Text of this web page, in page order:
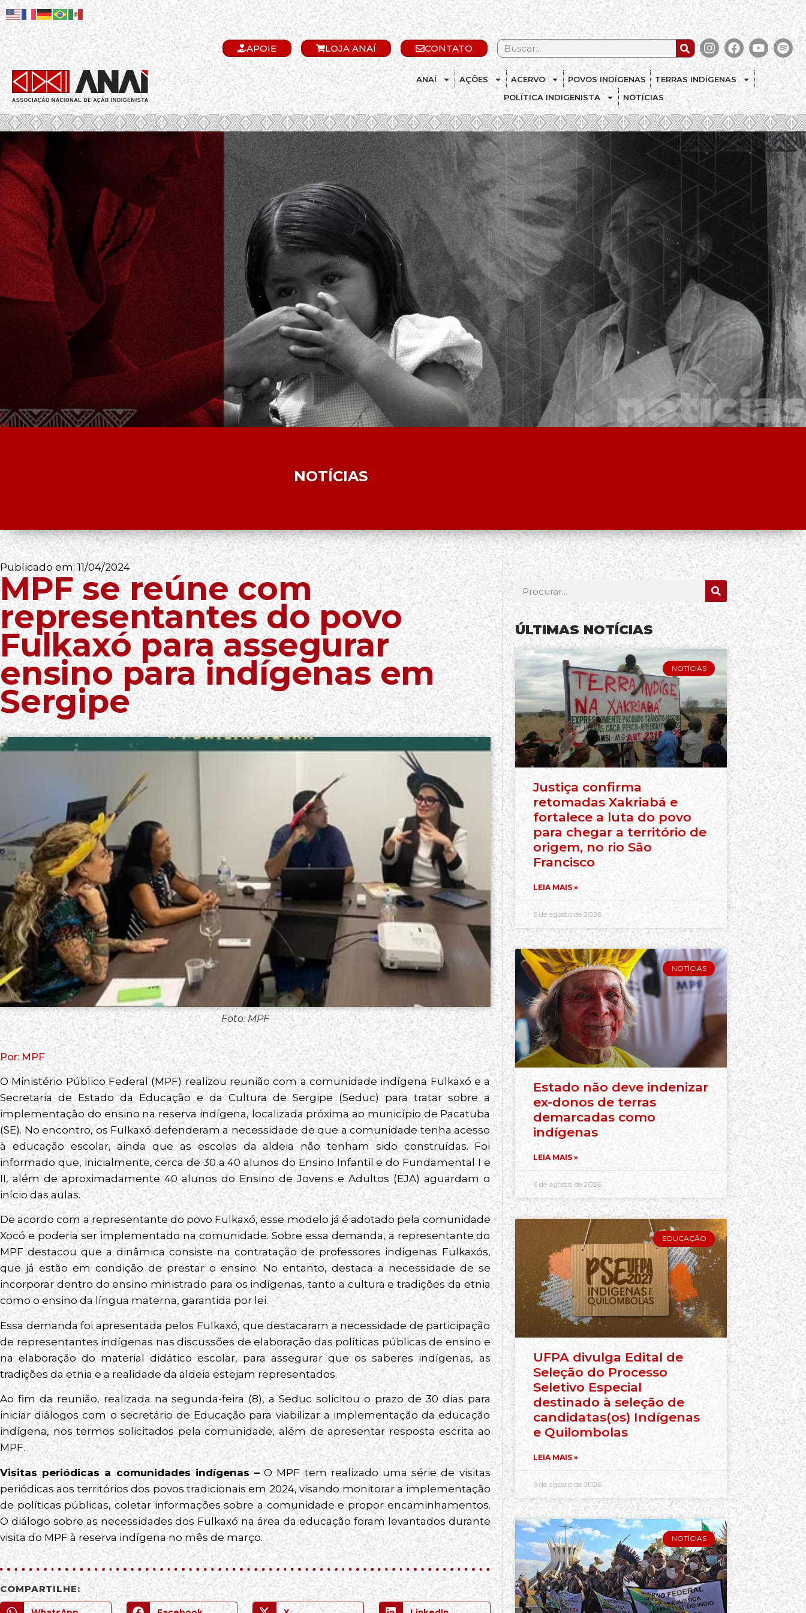
APOIE LOJA ANAÍ CONTATO
ANAÍ AÇÕES ACERVO POVOS INDÍGENAS
TERRAS INDÍGENAS
POLÍTICA INDIGENISTA
NOTÍCIAS
.
NOTÍCIAS
Publicado em:11/04/2024
MPF se reúne com
representantes do povo
Fulkaxó para assegurar
ensino para indígenas em
Sergipe
Foto: MPF
Por: MPF
O Ministério Público Federal (MPF) realizou reunião com a comunidade indígena Fulkaxó e a
Secretaria de Estado da Educação e da Cultura de Sergipe (Seduc) para tratar sobre a
implementação do ensino na reserva indígena, localizada próxima ao município de Pacatuba
(SE). No encontro, os Fulkaxó defenderam a necessidade de que a comunidade tenha acesso
à educação escolar, ainda que as escolas da aldeia não tenham sido construídas. Foi
informado que, inicialmente, cerca de 30 a 40 alunos do Ensino Infantil e do Fundamental I e
II, além de aproximadamente 40 alunos do Ensino de Jovens e Adultos (EJA) aguardam o
início das aulas.
De acordo com a representante do povo Fulkaxó, esse modelo já é adotado pela comunidade
Xocó e poderia ser implementado na comunidade. Sobre essa demanda, a representante do
MPF destacou que a dinâmica consiste na contratação de professores indígenas Fulkaxós,
que já estão em condição de prestar o ensino. No entanto, destaca a necessidade de se
incorporar dentro do ensino ministrado para os indígenas, tanto a cultura e tradições da etnia
como o ensino da língua materna, garantida por lei.
Essa demanda foi apresentada pelos Fulkaxó, que destacaram a necessidade de participação
de representantes indígenas nas discussões de elaboração das políticas públicas de ensino e
na elaboração do material didático escolar, para assegurar que os saberes indígenas, as
tradições da etnia e a realidade da aldeia estejam representados.
Ao fim da reunião, realizada na segunda-feira (8), a Seduc solicitou o prazo de 30 dias para
iniciar diálogos com o secretário de Educação para viabilizar a implementação da educação
indígena, nos termos solicitados pela comunidade, além de apresentar resposta escrita ao
MPF.
Visitas periódicas a comunidades indígenas –O MPF tem realizado uma série de visitas
periódicas aos territórios dos povos tradicionais em 2024, visando monitorar a implementação
de políticas públicas, coletar informações sobre a comunidade e propor encaminhamentos.
O diálogo sobre as necessidades dos Fulkaxó na área da educação foram levantados durante
visita do MPF à reserva indígena no mês de março.
COMPARTILHE:
ÚLTIMAS NOTÍCIAS
NOTÍCIAS
Justiça confirma
retomadas Xakriabá e
fortalece a luta do povo
para chegar a território de
origem, no rio São
Francisco
LEIA MAIS »
6 de agosto de 2026
NOTÍCIAS
Estado não deve indenizar
ex-donos de terras
demarcadas como
indígenas
LEIA MAIS »
6 de agosto de 2026
EDUCAÇÃO
UFPA divulga Edital de
Seleção do Processo
Seletivo Especial
destinado à seleção de
candidatas(os) Indígenas
e Quilombolas
LEIA MAIS »
6 de agosto de 2026
NOTÍCIAS